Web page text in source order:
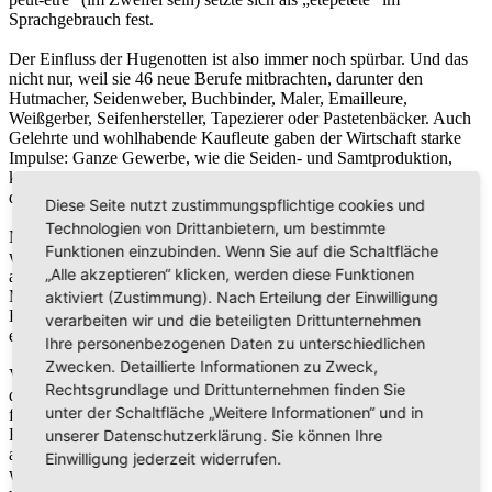
Sprachgebrauch fest.
Der Einfluss der Hugenotten ist also immer noch spürbar. Und das
nicht nur, weil sie 46 neue Berufe mitbrachten, darunter den
Hutmacher, Seidenweber, Buchbinder, Maler, Emailleure,
Weißgerber, Seifenhersteller, Tapezierer oder Pastetenbäcker. Auch
Gelehrte und wohlhabende Kaufleute gaben der Wirtschaft starke
Impulse: Ganze Gewerbe, wie die Seiden- und Samtproduktion,
kamen so nach Brandenburg. 1689 waren es sogar Hugenotten, die
die erste Seidenmanufaktur in Berlin gründeten.
Nachdem viele Menschen gefoltert, ermordet oder ausgewandert
waren, sodass Frankreich Besitztümer, Vermögen und Fachwissen
an das Ausland verlor, wurde König Ludwig XIV. von seinem
Militärberater Marquis de Vauban schließlich dazu aufgefordert, das
Edikt von Nantes wieder in Kraft zu setzen. Gott sei Dank hatte er
erkannt: „Die Bekehrung der Herzen gebührt allein Gott.“
Vor dem Hintergrund, wie es den Hugenotten erging, kann ich Gott
dankbar sein, dass er immer und überall auf sein Volk aufpasst. Was
für ein Segen, dass ich meinen Glauben in Frieden und ohne
Repressalien ausüben darf. Dennoch sollten wir nicht vergessen, für
all diejenigen zu beten, denen es heute aufgrund ihres Glaubens
womöglich genauso ergeht wie den Hugenotten damals. Mögen
Diese Seite nutzt zustimmungspflichtige cookies und
Technologien von Drittanbietern, um bestimmte
Funktionen einzubinden. Wenn Sie auf die Schaltfläche
„Alle akzeptieren“ klicken, werden diese Funktionen
aktiviert (Zustimmung). Nach Erteilung der Einwilligung
verarbeiten wir und die beteiligten Drittunternehmen
Ihre personenbezogenen Daten zu unterschiedlichen
Zwecken. Detaillierte Informationen zu Zweck,
Rechtsgrundlage und Drittunternehmen finden Sie
unter der Schaltfläche „Weitere Informationen“ und in
unserer Datenschutzerklärung. Sie können Ihre
Einwilligung jederzeit widerrufen.